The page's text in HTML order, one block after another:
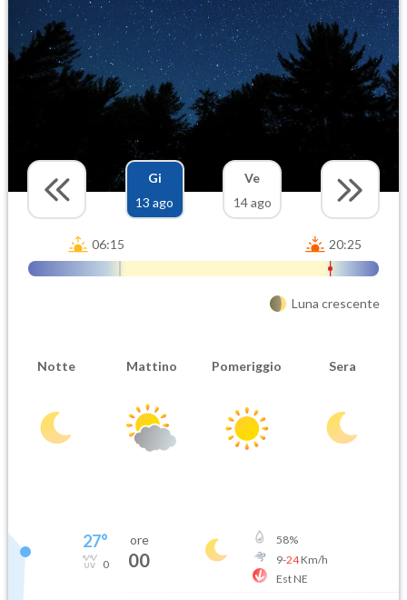
Gi
13 ago
Ve
14 ago
06:15 20:25
Luna crescente
Notte Mattino Pomeriggio Sera
27°
0
ore
00
58%
9-24Km/h
Est NE